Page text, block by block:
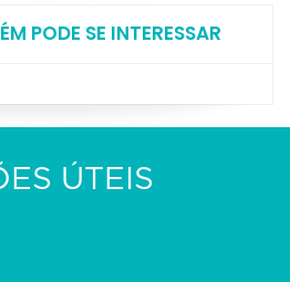
PODE SE INTERESSAR
ÚTEIS